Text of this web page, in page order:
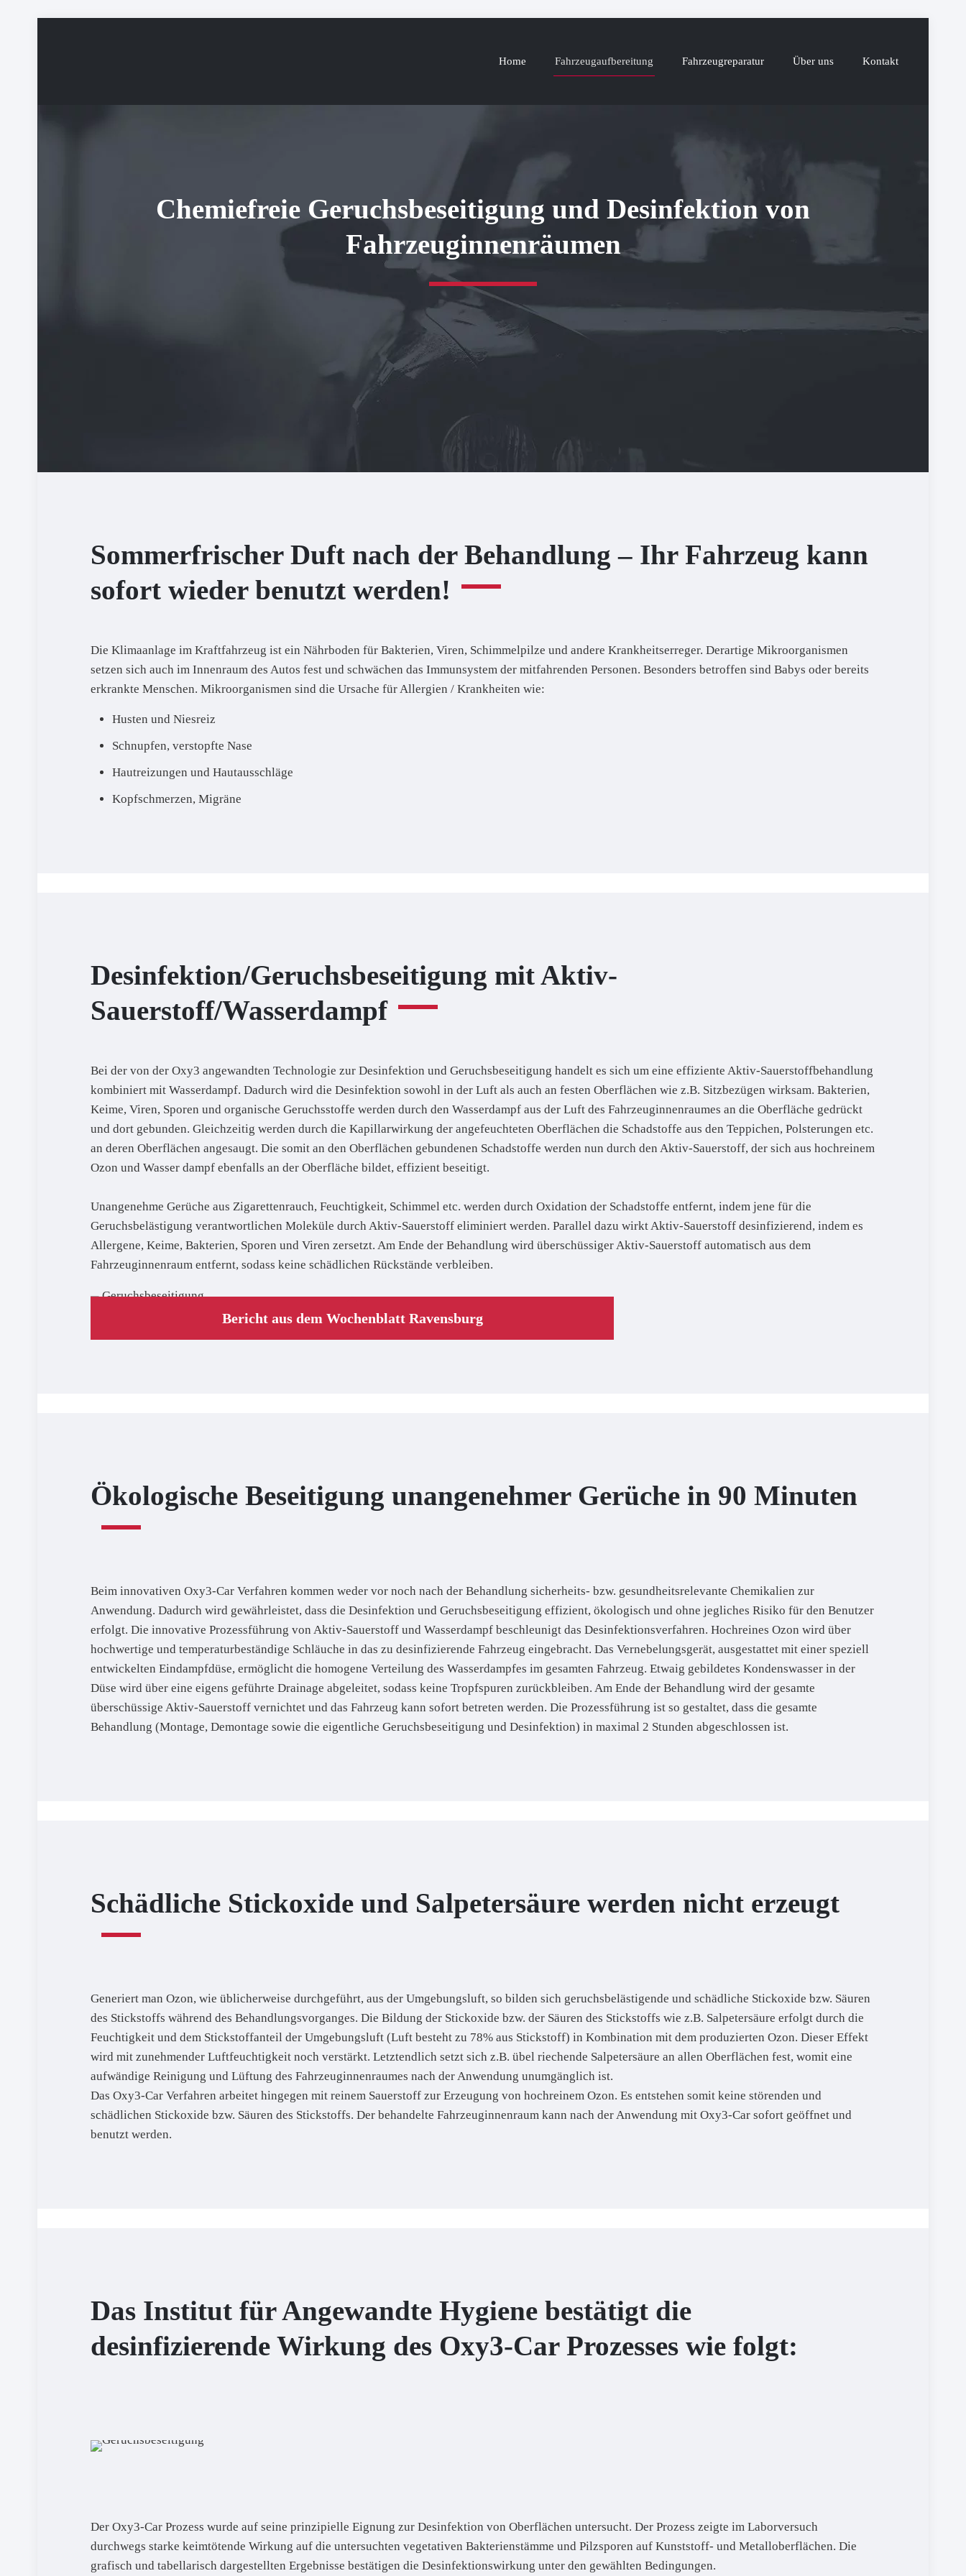
Home Fahrzeugaufbereitung Fahrzeugreparatur Über uns Kontakt
Chemiefreie Geruchsbeseitigung und Desinfektion von
Fahrzeuginnenräumen
Sommerfrischer Duft nach der Behandlung – Ihr Fahrzeug kann
sofort wieder benutzt werden!
Die Klimaanlage im Kraftfahrzeug ist ein Nährboden für Bakterien, Viren, Schimmelpilze und andere Krankheitserreger. Derartige Mikroorganismen
setzen sich auch im Innenraum des Autos fest und schwächen das Immunsystem der mitfahrenden Personen. Besonders betroffen sind Babys oder bereits
erkrankte Menschen. Mikroorganismen sind die Ursache für Allergien / Krankheiten wie:
Husten und Niesreiz
Schnupfen, verstopfte Nase
Hautreizungen und Hautausschläge
Kopfschmerzen, Migräne
Desinfektion/Geruchsbeseitigung mit Aktiv-
Sauerstoff/Wasserdampf
Bei der von der Oxy3 angewandten Technologie zur Desinfektion und Geruchsbeseitigung handelt es sich um eine effiziente Aktiv-Sauerstoffbehandlung
kombiniert mit Wasserdampf. Dadurch wird die Desinfektion sowohl in der Luft als auch an festen Oberflächen wie z.B. Sitzbezügen wirksam. Bakterien,
Keime, Viren, Sporen und organische Geruchsstoffe werden durch den Wasserdampf aus der Luft des Fahrzeuginnenraumes an die Oberfläche gedrückt
und dort gebunden. Gleichzeitig werden durch die Kapillarwirkung der angefeuchteten Oberflächen die Schadstoffe aus den Teppichen, Polsterungen etc.
an deren Oberflächen angesaugt. Die somit an den Oberflächen gebundenen Schadstoffe werden nun durch den Aktiv-Sauerstoff, der sich aus hochreinem
Ozon und Wasser dampf ebenfalls an der Oberfläche bildet, effizient beseitigt.
Unangenehme Gerüche aus Zigarettenrauch, Feuchtigkeit, Schimmel etc. werden durch Oxidation der Schadstoffe entfernt, indem jene für die
Geruchsbelästigung verantwortlichen Moleküle durch Aktiv-Sauerstoff eliminiert werden. Parallel dazu wirkt Aktiv-Sauerstoff desinfizierend, indem es
Allergene, Keime, Bakterien, Sporen und Viren zersetzt. Am Ende der Behandlung wird überschüssiger Aktiv-Sauerstoff automatisch aus dem
Fahrzeuginnenraum entfernt, sodass keine schädlichen Rückstände verbleiben.
Bericht aus dem Wochenblatt Ravensburg
Ökologische Beseitigung unangenehmer Gerüche in 90 Minuten
Beim innovativen Oxy3-Car Verfahren kommen weder vor noch nach der Behandlung sicherheits- bzw. gesundheitsrelevante Chemikalien zur
Anwendung. Dadurch wird gewährleistet, dass die Desinfektion und Geruchsbeseitigung effizient, ökologisch und ohne jegliches Risiko für den Benutzer
erfolgt. Die innovative Prozessführung von Aktiv-Sauerstoff und Wasserdampf beschleunigt das Desinfektionsverfahren. Hochreines Ozon wird über
hochwertige und temperaturbeständige Schläuche in das zu desinfizierende Fahrzeug eingebracht. Das Vernebelungsgerät, ausgestattet mit einer speziell
entwickelten Eindampfdüse, ermöglicht die homogene Verteilung des Wasserdampfes im gesamten Fahrzeug. Etwaig gebildetes Kondenswasser in der
Düse wird über eine eigens geführte Drainage abgeleitet, sodass keine Tropfspuren zurückbleiben. Am Ende der Behandlung wird der gesamte
überschüssige Aktiv-Sauerstoff vernichtet und das Fahrzeug kann sofort betreten werden. Die Prozessführung ist so gestaltet, dass die gesamte
Behandlung (Montage, Demontage sowie die eigentliche Geruchsbeseitigung und Desinfektion) in maximal 2 Stunden abgeschlossen ist.
Schädliche Stickoxide und Salpetersäure werden nicht erzeugt
Generiert man Ozon, wie üblicherweise durchgeführt, aus der Umgebungsluft, so bilden sich geruchsbelästigende und schädliche Stickoxide bzw. Säuren
des Stickstoffs während des Behandlungsvorganges. Die Bildung der Stickoxide bzw. der Säuren des Stickstoffs wie z.B. Salpetersäure erfolgt durch die
Feuchtigkeit und dem Stickstoffanteil der Umgebungsluft (Luft besteht zu 78% aus Stickstoff) in Kombination mit dem produzierten Ozon. Dieser Effekt
wird mit zunehmender Luftfeuchtigkeit noch verstärkt. Letztendlich setzt sich z.B. übel riechende Salpetersäure an allen Oberflächen fest, womit eine
aufwändige Reinigung und Lüftung des Fahrzeuginnenraumes nach der Anwendung unumgänglich ist.
Das Oxy3-Car Verfahren arbeitet hingegen mit reinem Sauerstoff zur Erzeugung von hochreinem Ozon. Es entstehen somit keine störenden und
schädlichen Stickoxide bzw. Säuren des Stickstoffs. Der behandelte Fahrzeuginnenraum kann nach der Anwendung mit Oxy3-Car sofort geöffnet und
benutzt werden.
Das Institut für Angewandte Hygiene bestätigt die
desinfizierende Wirkung des Oxy3-Car Prozesses wie folgt:
Der Oxy3-Car Prozess wurde auf seine prinzipielle Eignung zur Desinfektion von Oberflächen untersucht. Der Prozess zeigte im Laborversuch
durchwegs starke keimtötende Wirkung auf die untersuchten vegetativen Bakterienstämme und Pilzsporen auf Kunststoff- und Metalloberflächen. Die
grafisch und tabellarisch dargestellten Ergebnisse bestätigen die Desinfektionswirkung unter den gewählten Bedingungen.